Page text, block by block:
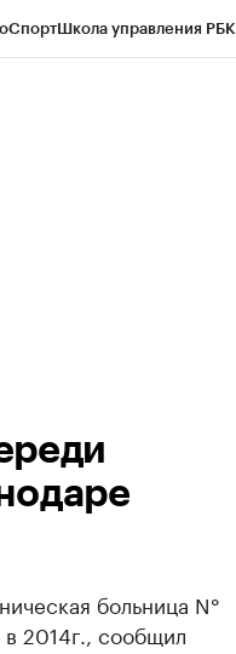
СпортШкола управления РБК
больница N°
2014г., сообщил